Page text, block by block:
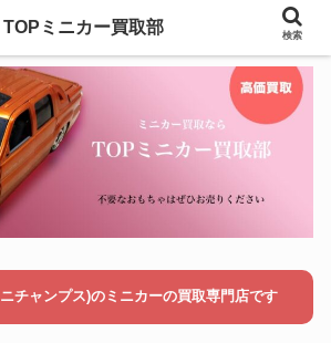
チャンプス)のミニカーの買取専門店です
TOPミニカー買取部 検索